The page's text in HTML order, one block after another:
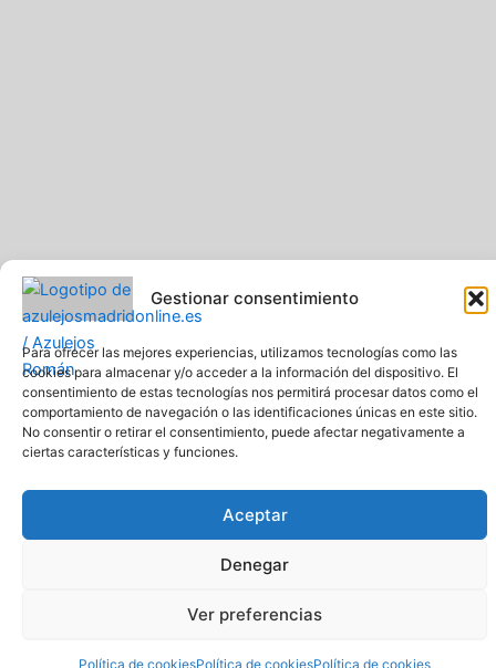
Gestionar consentimiento
Para ofrecer las mejores experiencias, utilizamos tecnologías como las
cookies para almacenar y/o acceder a la información del dispositivo. El
consentimiento de estas tecnologías nos permitirá procesar datos como el
comportamiento de navegación o las identificaciones únicas en este sitio.
No consentir o retirar el consentimiento, puede afectar negativamente a
ciertas características y funciones.
Aceptar
Denegar
Ver preferencias
Política de cookiesPolítica de cookiesPolítica de cookies
Pavimentos y Azulejos Román S.L.. Todos los derechos
reservados